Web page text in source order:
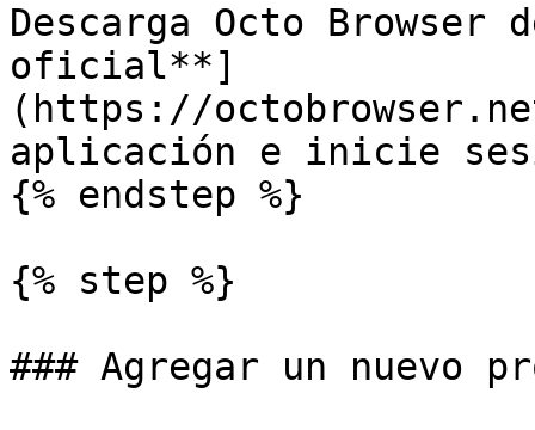
Descarga Octo
oficial**]
(https://
aplicación e inicie
{% endstep %}
{% step %}
### Agregar un nuevo